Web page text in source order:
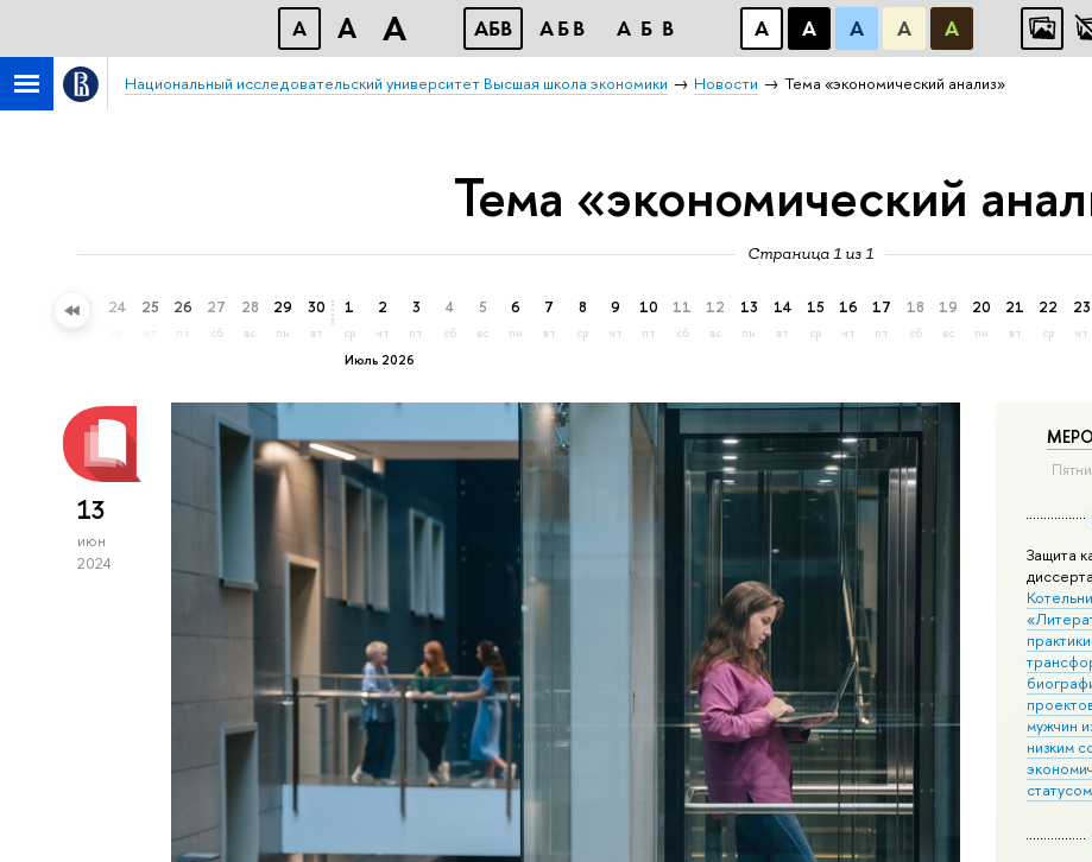
A A A АБВ АБВ АБВ А А А А А
Национальный исследовательский университет Высшая школа экономики Новости Тема «экономический анализ»
Тема «экономический
Страница 1 из 1
23 24 25 26
пт
27
сб
28
вс
29
пн
30
вт
Июль 2026
1
ср
2
чт
3
пт
4
сб
5
вс
6
пн
7
вт
8
ср
9
чт
10
пт
11
сб
12
вс
13
пн
14
вт
15
ср
16
чт
17
пт
18
сб
19
вс
20
пн
21
вт
22
ср
23
чт
Защита
мужчин
низким
13
июн
2024